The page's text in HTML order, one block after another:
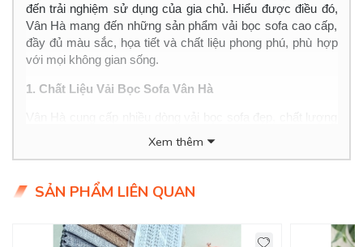
đến trải nghiệm sử dụng của gia chủ. Hiểu được điều đó,
Vân Hà mang đến những sản phẩm vải bọc sofa cao cấp,
đầy đủ màu sắc, họa tiết và chất liệu phong phú, phù hợp
với mọi không gian sống.
1. Chất Liệu Vải Bọc Sofa Vân Hà
- Vải nỉ nhung: Mềm mại, sang trọng, tăng tính thẩm mỹ
cho nội thất.
Xem thêm
SẢN PHẨM LIÊN QUAN